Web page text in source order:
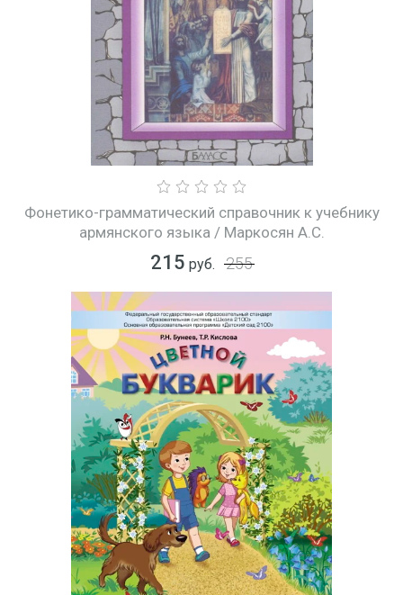
Фонетико-грамматический справочник к учебнику
армянского языка / Маркосян А.С.
215 руб. 255